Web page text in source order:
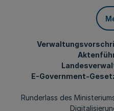
E-Government-
Runderlass des